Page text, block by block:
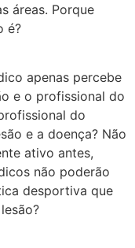
áreas. Porque
é?
apenas percebe
e o profissional do
do
e a doença? Não
ativo antes,
não poderão
desportiva que